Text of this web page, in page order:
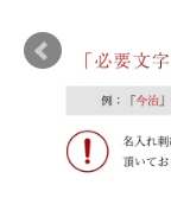
刺繍について
お買い物ガイド